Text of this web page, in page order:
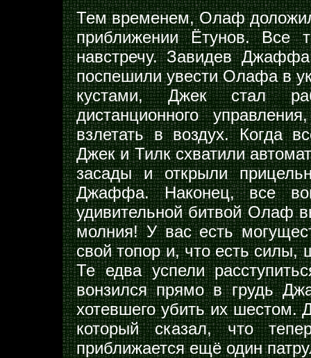
Тем временем, Олаф
приближении Ётунов. Все
навстречу. Завидев
поспешили увести Олафа в
кустами, Джек стал
дистанционного
взлетать в воздух. Когда
Джек и Тилк схватили
засады и открыли
Джаффа. Наконец, все
удивительной битвой Олаф
молния! У вас есть
свой топор и, что есть силы,
Те едва успели
вонзился прямо в грудь
хотевшего убить их шестом.
который сказал, что
приближается ещё один